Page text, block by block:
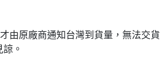
由原廠商通知台灣到貨量，無法交貨
。